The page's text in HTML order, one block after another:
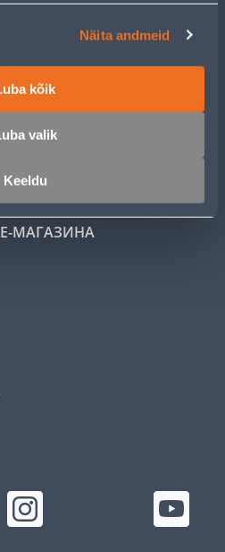
Näita andmeid
kõik
valik
Keeldu
МАГАЗИНА